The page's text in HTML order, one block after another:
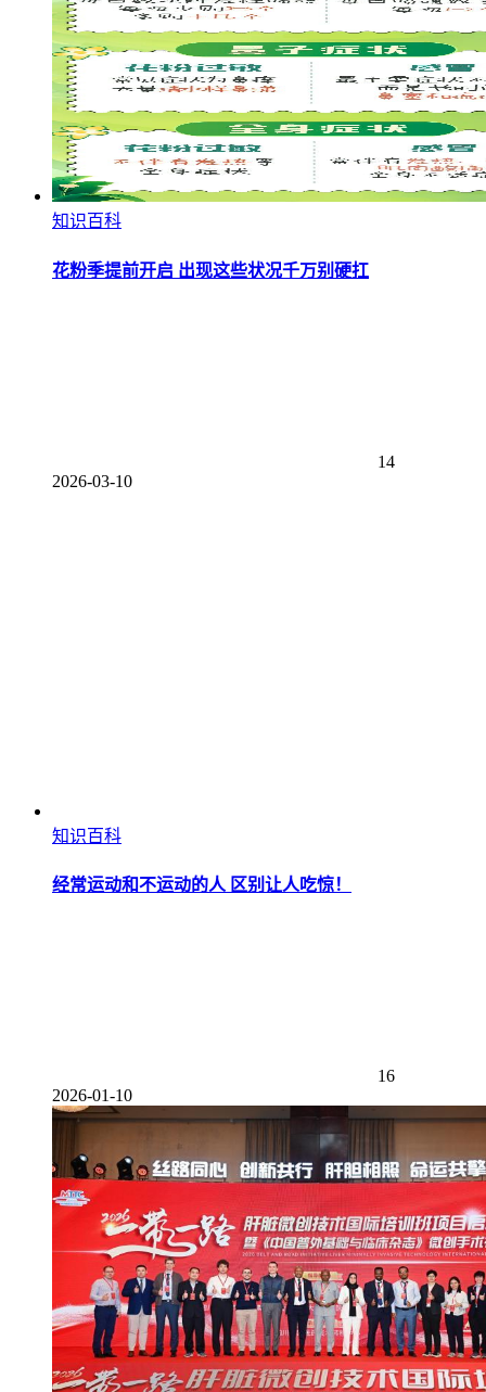
知识百科
花粉季提前开启 出现这些状况千万别硬扛
14
2026-03-10
知识百科
经常运动和不运动的人 区别让人吃惊！
16
2026-01-10